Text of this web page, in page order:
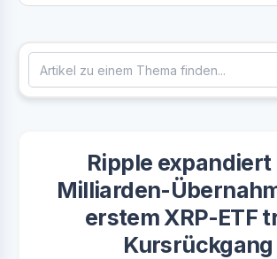
Ripple
Milliarden-
erstem XRP-ETF
Kursrückgang